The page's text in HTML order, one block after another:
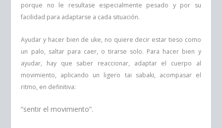
porque no le resultase especialmente pesado y por su
facilidad para adaptarse a cada situación.
Ayudar y hacer bien de uke, no quiere decir estar tieso como
un palo, saltar para caer, o tirarse solo. Para hacer bien y
ayudar, hay que saber reaccionar, adaptar el cuerpo al
movimiento, aplicando un ligero tai sabaki, acompasar el
ritmo, en definitiva:
“sentir el movimiento”.